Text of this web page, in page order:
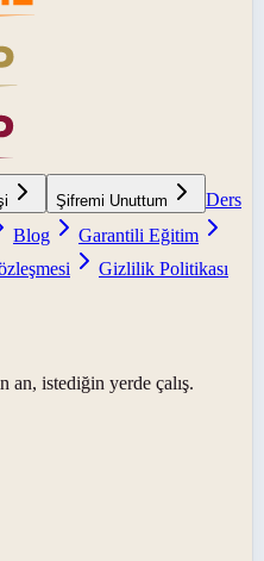
Şifremi Unuttum
Ders
Blog
Garantili Eğitim
Gizlilik Politikası
istediğin yerde çalış.